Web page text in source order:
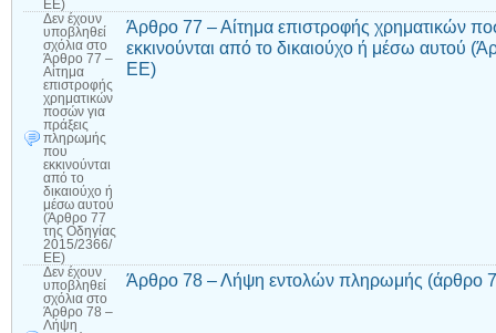
ΕΕ)
Δεν έχουν
υποβληθεί
σχόλια στο
Άρθρο 77 –
Αίτημα
επιστροφής
χρηματικών
ποσών για
πράξεις
πληρωμής
που
εκκινούνται
από το
δικαιούχο ή
μέσω αυτού
(Άρθρο 77
της Οδηγίας
2015/2366/
ΕΕ)
Άρθρο 77 – Αίτημα επιστροφής χρηματικών
εκκινούνται από το δικαιούχο ή μέσω αυτού
ΕΕ)
Δεν έχουν
υποβληθεί
σχόλια στο
Άρθρο 78 –
Λήψη
Άρθρο 78 – Λήψη εντολών πληρωμής (άρθρο